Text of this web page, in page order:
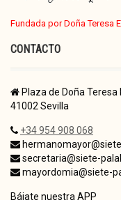
Fundada por Doña Teresa
CONTACTO
Plaza de Doña Teresa
41002 Sevilla
+34 954 908 068
secretaria@siete-
mayordomia@siete-
Bájate nuestra APP